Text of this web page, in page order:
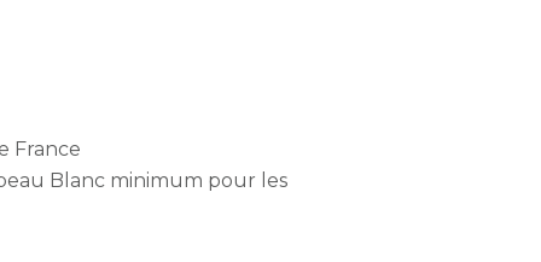
France
Blanc minimum pour les